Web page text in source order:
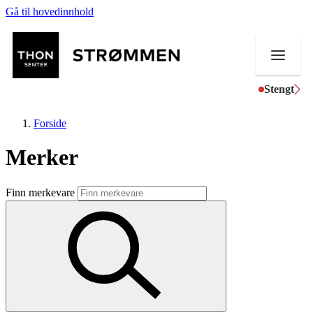
Gå til hovedinnhold
Stengt
Butikker
Mat og drikke
Aktiviteter
Forside
Merker
Finn merkevare